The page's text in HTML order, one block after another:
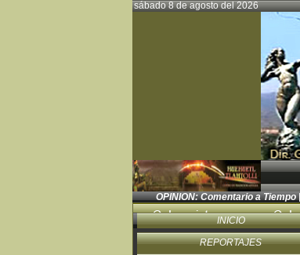
sábado 8 de agosto del 2026
OPINION:Comentario a Tiempo|
INICIO
REPORTAJES